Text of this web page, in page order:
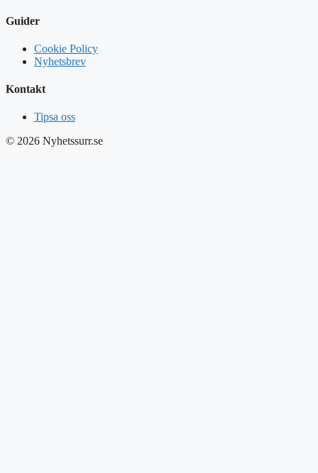
Guider
Cookie Policy
Nyhetsbrev
Kontakt
Tipsa oss
© 2026 Nyhetssurr.se